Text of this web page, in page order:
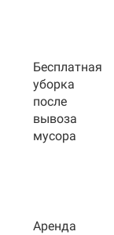
Бесплатная
уборка
после
вывоза
мусора
Аренда